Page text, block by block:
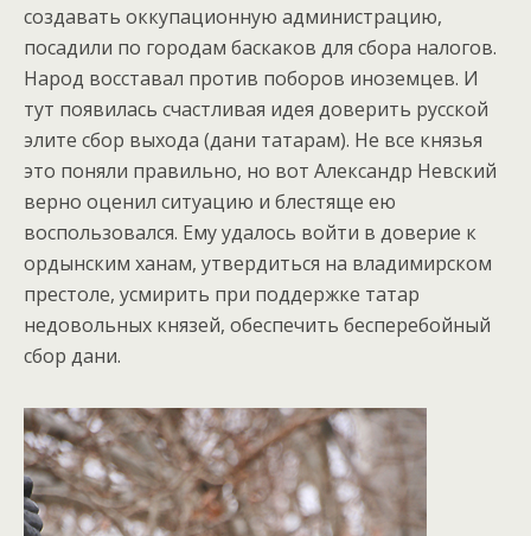
создавать оккупационную администрацию,
посадили по городам баскаков для сбора налогов.
Народ восставал против поборов иноземцев. И
тут появилась счастливая идея доверить русской
элите сбор выхода (дани татарам). Не все князья
это поняли правильно, но вот Александр Невский
верно оценил ситуацию и блестяще ею
воспользовался. Ему удалось войти в доверие к
ордынским ханам, утвердиться на владимирском
престоле, усмирить при поддержке татар
недовольных князей, обеспечить бесперебойный
сбор дани.